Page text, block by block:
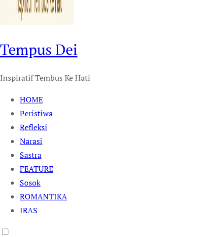
Tempus Dei
Inspiratif Tembus Ke Hati
HOME
Peristiwa
Refleksi
Narasi
Sastra
FEATURE
Sosok
ROMANTIKA
IRAS